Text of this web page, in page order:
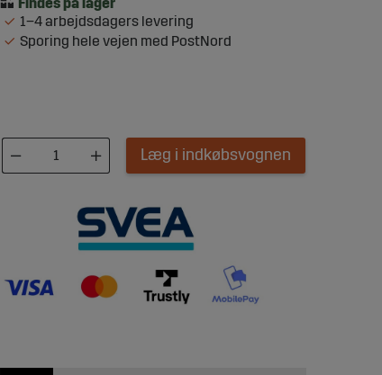
1–4 arbejdsdagers levering
Sporing hele vejen med PostNord
Læg i indkøbsvognen